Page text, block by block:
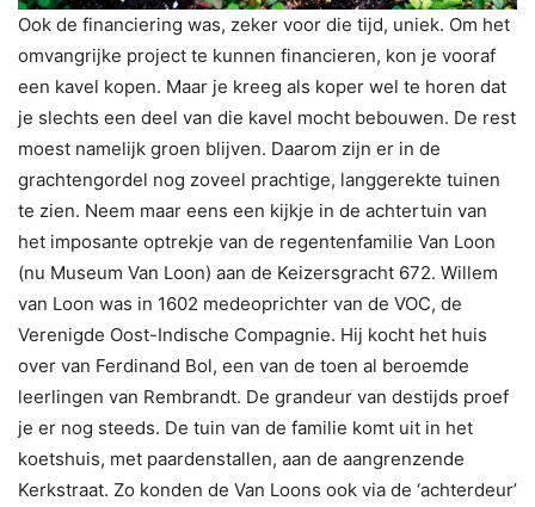
Ook de financiering was, zeker voor die tijd, uniek. Om het
omvangrijke project te kunnen financieren, kon je vooraf
een kavel kopen. Maar je kreeg als koper wel te horen dat
je slechts een deel van die kavel mocht bebouwen. De rest
moest namelijk groen blijven. Daarom zijn er in de
grachtengordel nog zoveel prachtige, langgerekte tuinen
te zien. Neem maar eens een kijkje in de achtertuin van
het imposante optrekje van de regentenfamilie Van Loon
(nu Museum Van Loon) aan de Keizersgracht 672. Willem
van Loon was in 1602 medeoprichter van de VOC, de
Verenigde Oost-Indische Compagnie. Hij kocht het huis
over van Ferdinand Bol, een van de toen al beroemde
leerlingen van Rembrandt. De grandeur van destijds proef
je er nog steeds. De tuin van de familie komt uit in het
koetshuis, met paardenstallen, aan de aangrenzende
Kerkstraat. Zo konden de Van Loons ook via de ‘achterdeur’